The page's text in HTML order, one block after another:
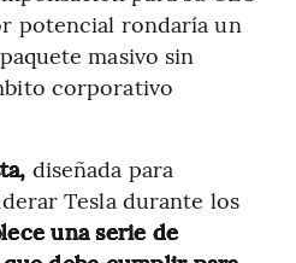
potencial rondaría un
masivo sin
corporativo
diseñada para
Tesla durante los
una serie de